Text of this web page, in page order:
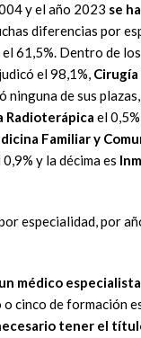
y el año 2023 se
diferencias por
61,5%. Dentro de
el 98,1%,
ninguna de sus plazas,
Radioterápica el
Familiar y
0,9% y la décima es
especialidad, por
médico
cinco de formación
tener el